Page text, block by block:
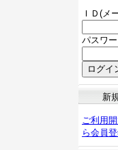
ＩＤ(メ
パスワー
新
ご利用
ら会員